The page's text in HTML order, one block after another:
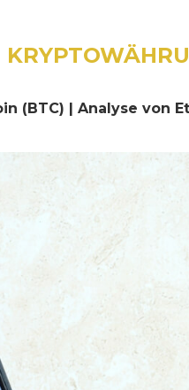
(BTC) | Analyse von